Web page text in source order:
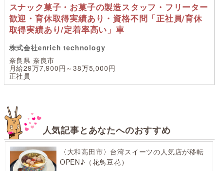
スナック菓子・お菓子の製造スタッフ・フリーター
歓迎・育休取得実績あり・資格不問「正社員/育休
取得実績あり/定着率高い」車
株式会社enrich technology
奈良県 奈良市
月給29万7,900円～38万5,000円
正社員
人気記事とあなたへのおすすめ
〈大和高田市〉台湾スイーツの人気店が移転
OPEN♪（花鳥豆花）